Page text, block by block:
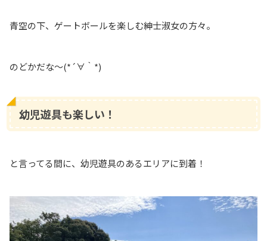
青空の下、ゲートボールを楽しむ紳士淑女の方々。
のどかだな〜(*´∀｀*)
幼児遊具も楽しい！
と言ってる間に、幼児遊具のあるエリアに到着！